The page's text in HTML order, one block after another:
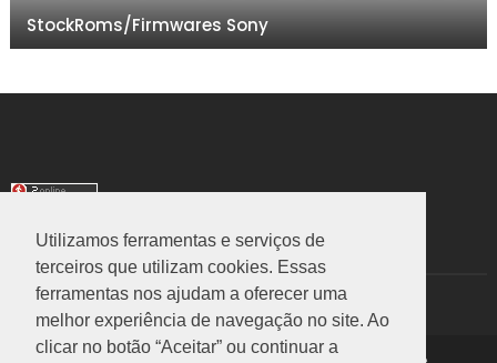
Utilizamos ferramentas e serviços de
terceiros que utilizam cookies. Essas
ferramentas nos ajudam a oferecer uma
melhor experiência de navegação no site. Ao
clicar no botão “Aceitar” ou continuar a
StockRoms/Firmwares Sony
TRANSLATE
Select Language▼